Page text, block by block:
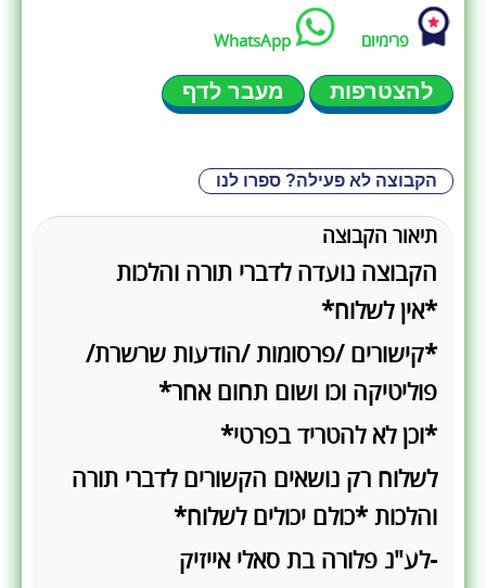
פרימיום WhatsApp
להצטרפות מעבר לדף
הקבוצה לא פעילה? ספרו לנו
תיאור הקבוצה
הקבוצה נועדה לדברי תורה והלכות
*אין לשלוח*
*קישורים /פרסומות /הודעות שרשרת/
פוליטיקה וכו ושום תחום אחר*
*וכן לא להטריד בפרטי*
לשלוח רק נושאים הקשורים לדברי תורה
והלכות *כולם יכולים לשלוח*
-לע"נ פלורה בת סאלי אייזיק